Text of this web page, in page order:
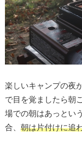
楽しいキャンプの夜
で目を覚ましたら朝
場での朝はあっとい
合、 朝は片付けに追